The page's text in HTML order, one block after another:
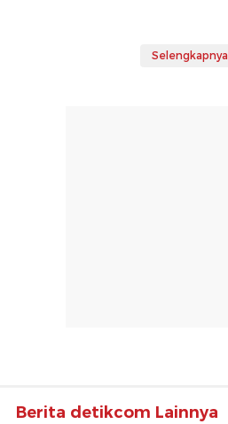
Selengkapnya
Berita detikcom Lainnya